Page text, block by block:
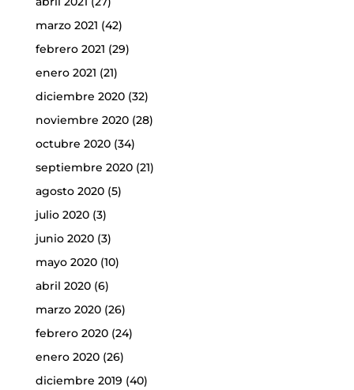
marzo 2021 (42)
febrero 2021 (29)
enero 2021 (21)
diciembre 2020(32)
noviembre 2020(28)
octubre 2020(34)
septiembre 2020(21)
agosto 2020(5)
julio 2020(3)
junio 2020(3)
mayo 2020(10)
abril 2020(6)
marzo 2020(26)
febrero 2020(24)
enero 2020(26)
diciembre 2019 (40)